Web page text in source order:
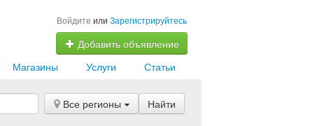
Войдите или Зарегистрируйтесь
Добавить объявление
Статьи
Услуги
Магазины
Все регионы Найти